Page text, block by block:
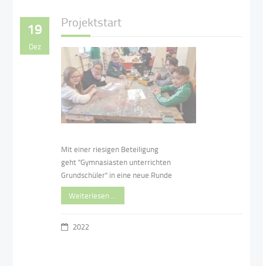
19
Dez
Projektstart
Mit einer riesigen Beteiligung
geht "Gymnasiasten unterrichten
Grundschüler" in eine neue Runde
Weiterlesen …
2022